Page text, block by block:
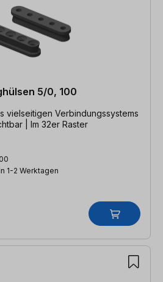
5/0, 100
vielseitigen Verbindungssystems
| Im 32er Raster
1-2 Werktagen